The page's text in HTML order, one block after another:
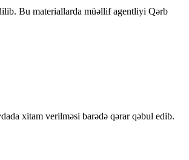
Bu materiallarda müəllif agentliyi Qərb
xitam verilməsi barədə qərar qəbul edib.